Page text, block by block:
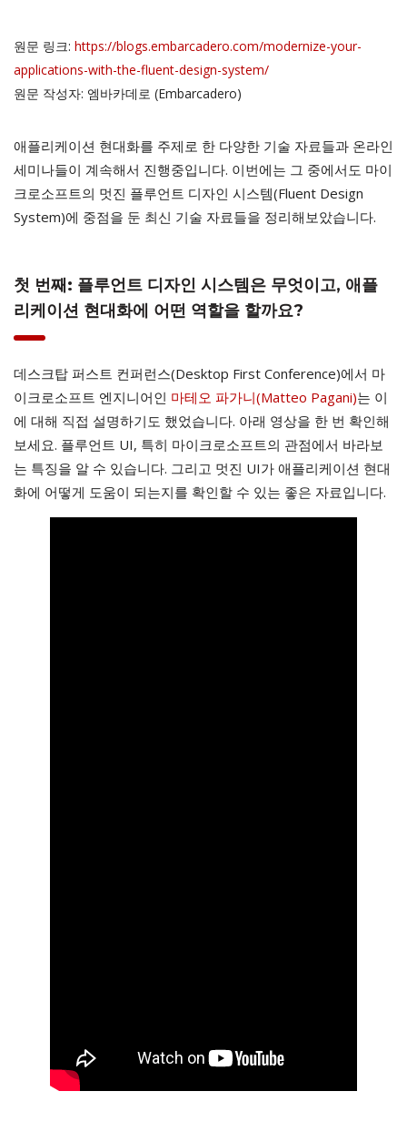
원문 링크: https://blogs.embarcadero.com/modernize-your-
applications-with-the-fluent-design-system/
원문 작성자: 엠바카데로 (Embarcadero)
애플리케이션 현대화를 주제로 한 다양한 기술 자료들과 온라인
세미나들이 계속해서 진행중입니다. 이번에는 그 중에서도 마이
크로소프트의 멋진 플루언트 디자인 시스템(Fluent Design
System)에 중점을 둔 최신 기술 자료들을 정리해보았습니다.
첫 번째: 플루언트 디자인 시스템은 무엇이고, 애플
리케이션 현대화에 어떤 역할을 할까요?
데스크탑 퍼스트 컨퍼런스(Desktop First Conference)에서 마
이크로소프트 엔지니어인 마테오 파가니(Matteo Pagani)는 이
에 대해 직접 설명하기도 했었습니다. 아래 영상을 한 번 확인해
보세요. 플루언트 UI, 특히 마이크로소프트의 관점에서 바라보
는 특징을 알 수 있습니다. 그리고 멋진 UI가 애플리케이션 현대
화에 어떻게 도움이 되는지를 확인할 수 있는 좋은 자료입니다.